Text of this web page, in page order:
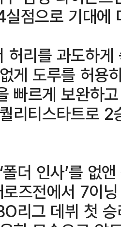
점으로 기대에
허리를 과도하
게 도루를 허용
빠르게 보완하
리티스타트로
더 인사’를 없
즈전에서 7이
리그 데뷔 첫